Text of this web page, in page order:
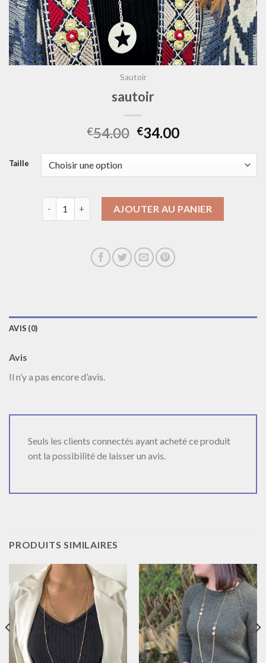
Sautoir
sautoir
€54.00 €34.00
Taille
AJOUTER AU PANIER
AVIS (0)
Avis
Il n’y a pas encore d’avis.
Seuls les clients connectés ayant acheté ce produit
ont la possibilité de laisser un avis.
PRODUITS SIMILAIRES